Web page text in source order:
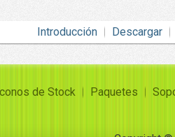
Introducción Descargar
de Stock Paquetes